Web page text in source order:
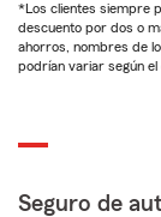
*Los clientes siempre
descuento por dos o
ahorros, nombres de
podrían variar según el
Seguro de